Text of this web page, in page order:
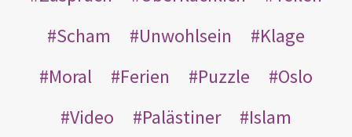
Scham
Unwohlsein
Klage
Moral
Ferien Puzzle
Oslo
Video
Palästiner
Islam